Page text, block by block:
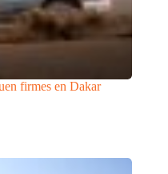
firmes en Dakar